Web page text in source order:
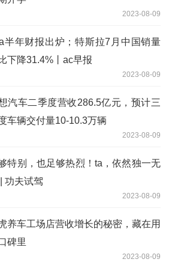
2023-08-09
半年财报出炉；特斯拉7月中国销量
下降31.4%丨ac早报
2023-08-09
汽车二季度营收286.5亿元，预计三
车辆交付量10-10.3万辆
2023-08-09
特别，也足够热烈！ta，依然独一无
功夫试驾
2023-08-09
养车工场店营收增长的秘密，藏在用
碑里
2023-08-09